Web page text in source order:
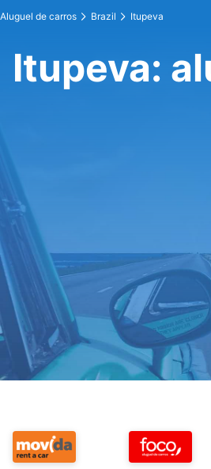
Aluguel de carros Brazil Itupeva
Itupeva: